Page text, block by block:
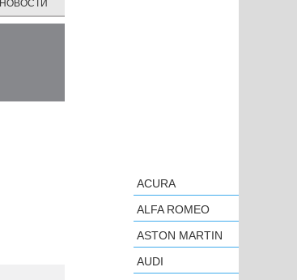
НОВОСТИ
ACURA
ALFA ROMEO
ASTON MARTIN
AUDI